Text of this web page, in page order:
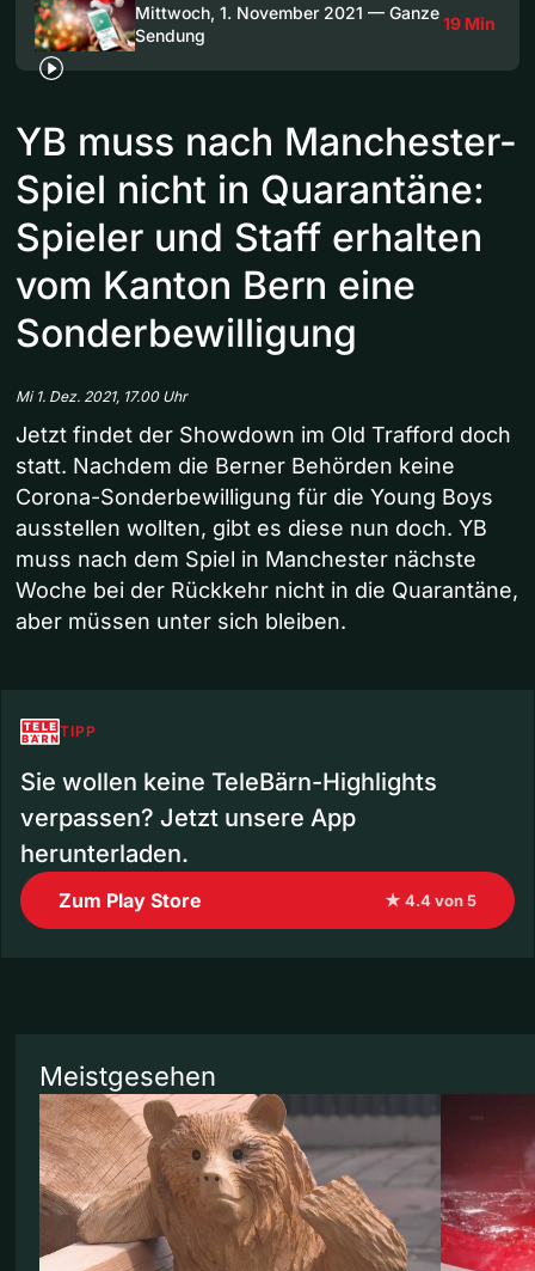
Mittwoch, 1. November 2021 — Ganze
Sendung
19 Min
YB muss nach Manchester-
Spiel nicht in Quarantäne:
Spieler und Staff erhalten
vom Kanton Bern eine
Sonderbewilligung
Mi 1. Dez. 2021, 17.00 Uhr
Jetzt findet der Showdown im Old Trafford doch
statt. Nachdem die Berner Behörden keine
Corona-Sonderbewilligung für die Young Boys
ausstellen wollten, gibt es diese nun doch. YB
muss nach dem Spiel in Manchester nächste
Woche bei der Rückkehr nicht in die Quarantäne,
aber müssen unter sich bleiben.
TIPP
Sie wollen keine TeleBärn-Highlights
verpassen? Jetzt unsere App
herunterladen.
Zum Play Store ★ 4.4 von 5
Meistgesehen